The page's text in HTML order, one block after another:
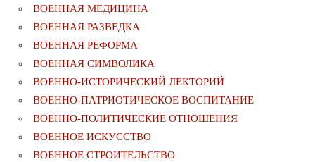
ВОЕННАЯ МЕДИЦИНА
ВОЕННАЯ РАЗВЕДКА
ВОЕННАЯ РЕФОРМА
ВОЕННАЯ СИМВОЛИКА
ВОЕННО-ИСТОРИЧЕСКИЙ ЛЕКТОРИЙ
ВОЕННО-ПАТРИОТИЧЕСКОЕ ВОСПИТАНИЕ
ВОЕННО-ПОЛИТИЧЕСКИE ОТНОШЕНИЯ
ВОЕННОЕ ИСКУССТВО
ВОЕННОЕ СТРОИТЕЛЬСТВО